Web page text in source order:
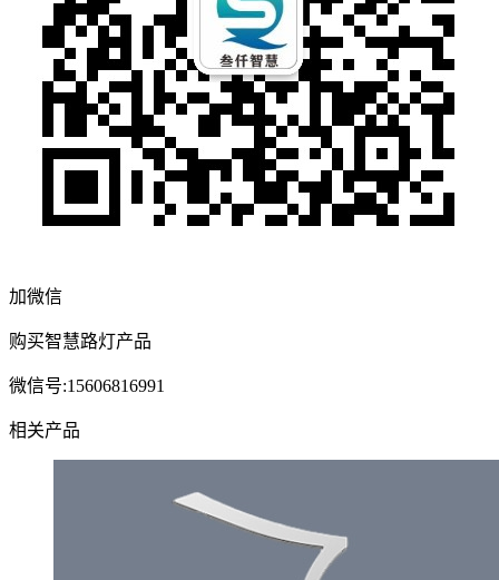
加微信
购买智慧路灯产品
微信号:15606816991
相关产品